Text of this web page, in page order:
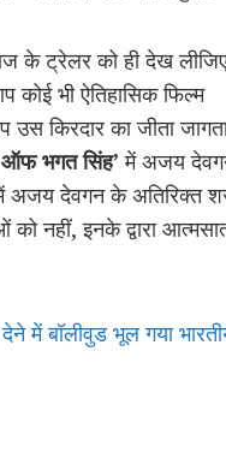
के ट्रेलर को ही देख
भी ऐतिहासिक फिल्म
किरदार का जीता
भगत सिंह’ में अजय
अजय देवगन के अतिरिक्त
नहीं, इनके द्वारा
में बॉलीवुड भूल गया